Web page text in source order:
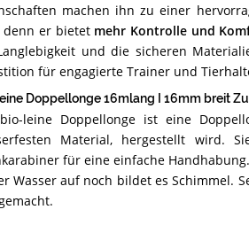
machen ihn zu einer
denn er bietet mehr Kontrolle und
und die sicheren
für engagierte Trainer und
Doppellonge 16mlang I 16mm breit
leine Doppellonge ist eine
Material, hergestellt
für eine einfache
Wasser auf noch bildet es Schimmel.